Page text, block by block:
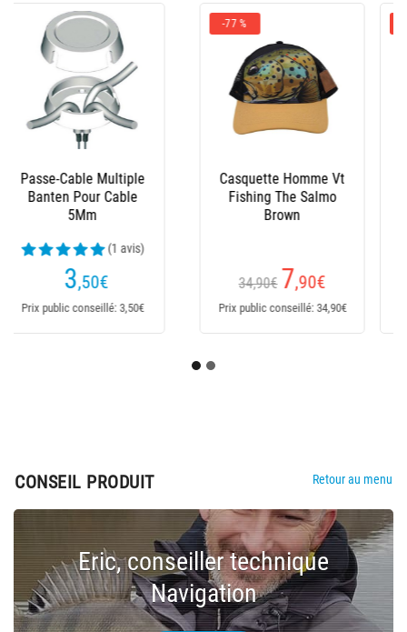
-49 %
Tee Shirt Pêche
Homme Pecheur.Com
- Gris
(6 avis)
14,90€ Dès
Prix public conseillé: 14,90€
-43 %
Bonnet Peche
Pecheur.Com
Réversible - Noir/Kaki
9,90€ 5,60
Prix public conseillé: 9,90€
CONSEIL PRODUIT Retour au menu
Eric, conseiller technique
Navigation